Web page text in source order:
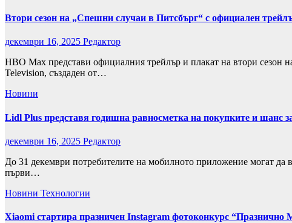
Втори сезон на „Спешни случаи в Питсбърг“ с официален
декември 16, 2025 Редактор
HBO Max представи официалния трейлър и плакат на втори сезон
Television, създаден от…
Новини
Lidl Plus представя годишна равносметка на покупките и шанс
декември 16, 2025 Редактор
До 31 декември потребителите на мобилното приложение могат да
първи…
Новини Технологии
Xiaomi стартира празничен Instagram фотоконкурс “Празнично